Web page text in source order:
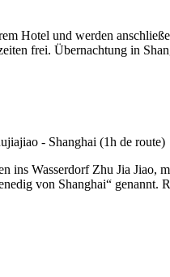
Hotel und werden
frei. Übernachtung in
Wasserdorf Zhu Jia Jiao,
von Shanghai“